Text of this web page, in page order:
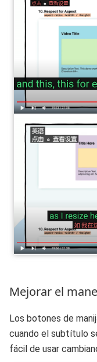
Mejorar el
Los botones de
cuando el subtítulo
fácil de usar